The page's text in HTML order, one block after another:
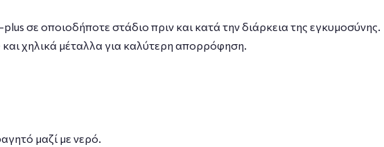
σε οποιοδήποτε στάδιο πριν και κατά την διάρκεια της εγκυμοσύνης.
χηλικά μέταλλα για καλύτερη απορρόφηση.
μαζί με νερό.